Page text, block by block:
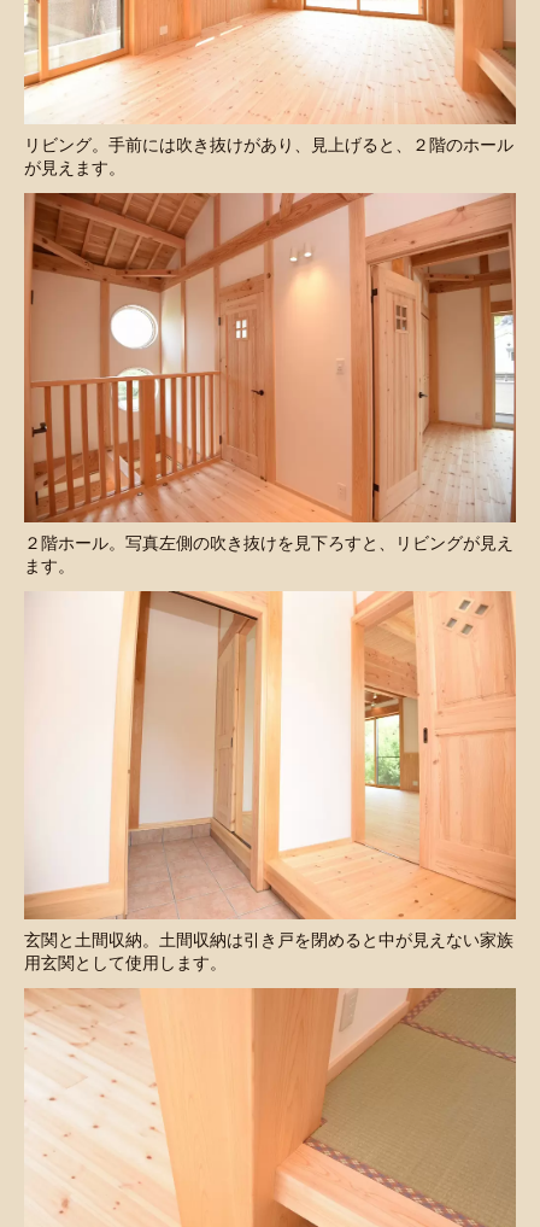
リビング。手前には吹き抜けがあり、見上げると、２階のホール
が見えます。
２階ホール。写真左側の吹き抜けを見下ろすと、リビングが見え
ます。
玄関と土間収納。土間収納は引き戸を閉めると中が見えない家族
用玄関として使用します。